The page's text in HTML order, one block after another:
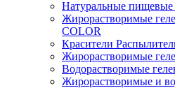
Натуральные пищевые
Жирорастворимые
COLOR
Красители
Жирорастворимые
Водорастворимые
Жирорастворимые и